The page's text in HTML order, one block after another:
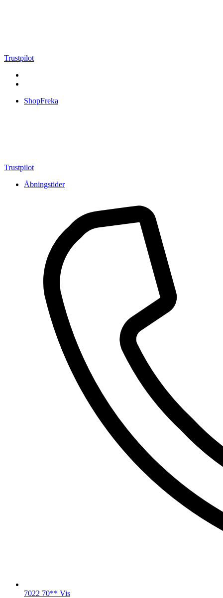
Trustpilot
ShopFreka
Trustpilot
Åbningstider
7022 70** Vis